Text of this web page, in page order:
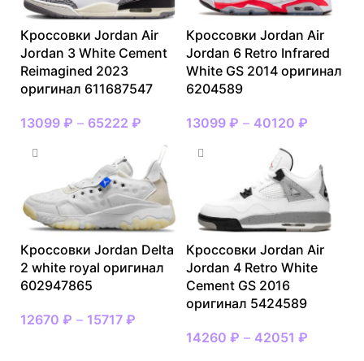
Кроссовки Jordan Air
Jordan 3 White Cement
Reimagined 2023
оригинал 611687547
13099 ₽ – 65222 ₽
Кроссовки Jordan Air
Jordan 6 Retro Infrared
White GS 2014 оригинал
6204589
13099 ₽ – 40120 ₽
Кроссовки Jordan Delta
2 white royal оригинал
602947865
12670 ₽ – 15717 ₽
Кроссовки Jordan Air
Jordan 4 Retro White
Cement GS 2016
оригинал 5424589
14260 ₽ – 42051 ₽